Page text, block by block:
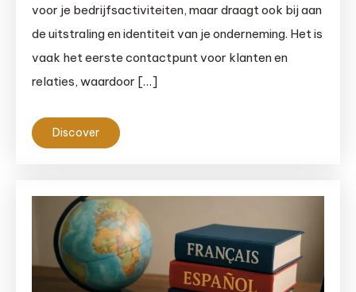
voor je bedrijfsactiviteiten, maar draagt ook bij aan
de uitstraling en identiteit van je onderneming. Het is
vaak het eerste contactpunt voor klanten en
relaties, waardoor […]
Discover